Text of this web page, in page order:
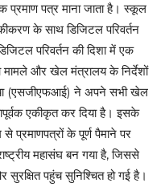
प्रमाण पत्र माना जाता है। स्कूल
के साथ डिजिटल परिवर्तन
परिवर्तन की दिशा में एक
और खेल मंत्रालय के निर्देशों
(एसजीएफआई) ने अपने सभी खेल
एकीकृत कर दिया है। इसके
प्रमाणपत्रों के पूर्ण पैमाने पर
महासंघ बन गया है, जिससे
सुरक्षित पहुंच सुनिश्चित हो गई है।